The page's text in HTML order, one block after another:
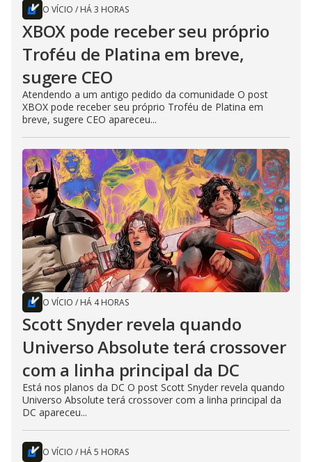
O VÍCIO / HÁ 3 HORAS
XBOX pode receber seu próprio
Troféu de Platina em breve,
sugere CEO
Atendendo a um antigo pedido da comunidade O post
XBOX pode receber seu próprio Troféu de Platina em
breve, sugere CEO apareceu...
O VÍCIO / HÁ 4 HORAS
Scott Snyder revela quando
Universo Absolute terá crossover
com a linha principal da DC
Está nos planos da DC O post Scott Snyder revela quando
Universo Absolute terá crossover com a linha principal da
DC apareceu...
O VÍCIO / HÁ 5 HORAS